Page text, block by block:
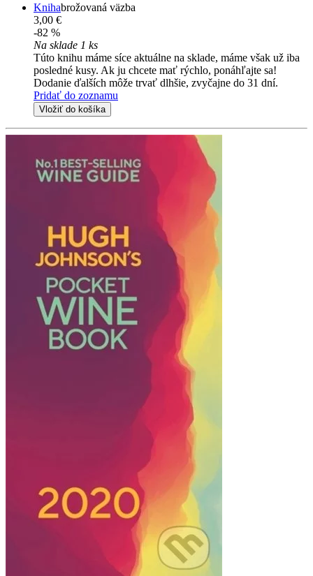
Knihabrožovaná väzba
3,00 €
-82 %
Na sklade 1 ks
Túto knihu máme síce aktuálne na sklade, máme však už iba
posledné kusy. Ak ju chcete mať rýchlo, ponáhľajte sa!
Dodanie ďalších môže trvať dlhšie, zvyčajne do 31 dní.
Pridať do zoznamu
Vložiť do košíka